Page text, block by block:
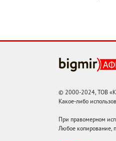
© 2000-2024, ТОВ
Какое-либо
При правомерном
Любое копирование,